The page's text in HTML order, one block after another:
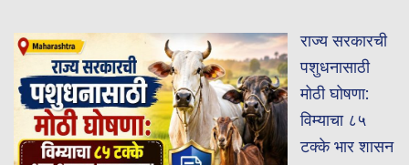
राज्य सरकारची
पशुधनासाठी
मोठी घोषणा:
विम्याचा ८५
टक्के भार शासन